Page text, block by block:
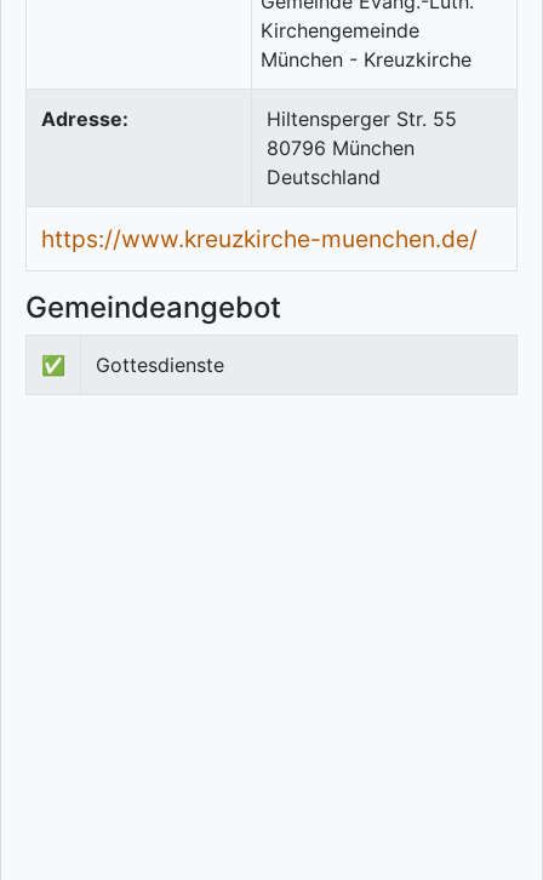
Adresse:
Hiltensperger Str. 55
80796 München
Deutschland
https://www.kreuzkirche-muenchen.de/
Gemeindeangebot
✅ Gottesdienste